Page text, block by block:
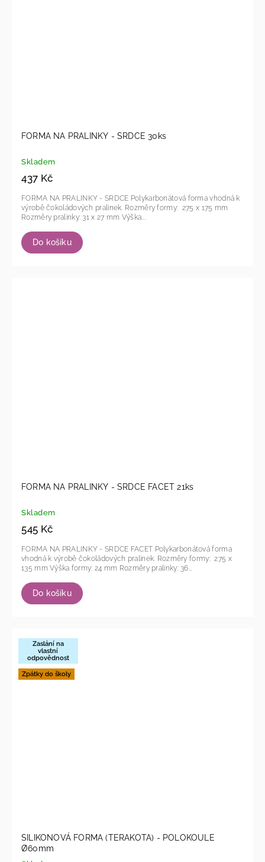
FORMA NA PRALINKY - SRDCE 30ks
Skladem
437 Kč
Do košíku
FORMA NA PRALINKY - SRDCE Polykarbonátová forma vhodná k
výrobě čokoládových pralinek. Rozměry formy: 275 x 175 mm
Rozměry pralinky: 31 x 27 mm Výška...
FORMA NA PRALINKY - SRDCE FACET 21ks
Skladem
545 Kč
Do košíku
FORMA NA PRALINKY - SRDCE FACET Polykarbonátová forma
vhodná k výrobě čokoládových pralinek. Rozměry formy: 275 x
135 mm Výška formy: 24 mm Rozměry pralinky: 36...
Zaslání na
vlastní
odpovědnost
Zpátky do školy
SILIKONOVÁ FORMA (TERAKOTA) - POLOKOULE
Ø60mm